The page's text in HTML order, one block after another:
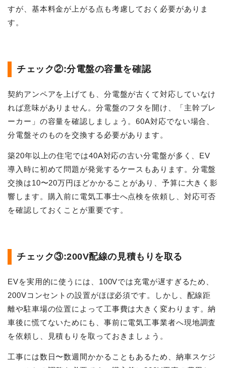
すが、基本料金が上がる点も考慮しておく必要がありま
す。
チェック②:分電盤の容量を確認
契約アンペアを上げても、分電盤が古くて対応していなけ
れば意味がありません。分電盤のフタを開け、「主幹ブレ
ーカー」の容量を確認しましょう。60A対応でない場合、
分電盤そのものを交換する必要があります。
築20年以上の住宅では40A対応の古い分電盤が多く、EV
導入時に初めて問題が発覚するケースもあります。分電盤
交換は10〜20万円ほどかかることがあり、予算に大きく影
響します。購入前に電気工事士へ点検を依頼し、対応可否
を確認しておくことが重要です。
チェック③:200V配線の見積もりを取る
EVを実用的に使うには、100Vでは充電が遅すぎるため、
200Vコンセントの設置がほぼ必須です。しかし、配線距
離や駐車場の位置によって工事費は大きく変わります。納
車後に慌てないためにも、事前に電気工事業者へ現地調査
を依頼し、見積もりを取っておきましょう。
工事には数日〜数週間かかることもあるため、納車スケジ